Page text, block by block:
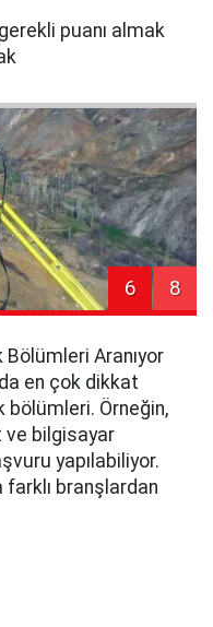
puanı almak
6 8
Aranıyor
en çok dikkat
bölümleri. Örneğin,
ve bilgisayar
yapılabiliyor.
farklı branşlardan